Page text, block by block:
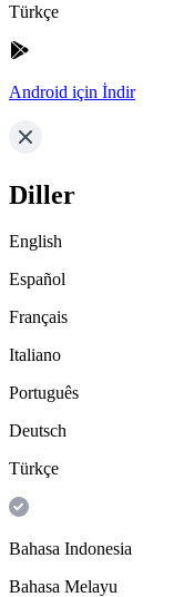
Türkçe
Android için İndir
Diller
English
Español
Français
Italiano
Português
Deutsch
Türkçe
Bahasa Indonesia
Bahasa Melayu